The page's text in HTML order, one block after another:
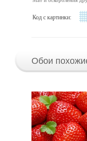
Код с картинки:
Обои